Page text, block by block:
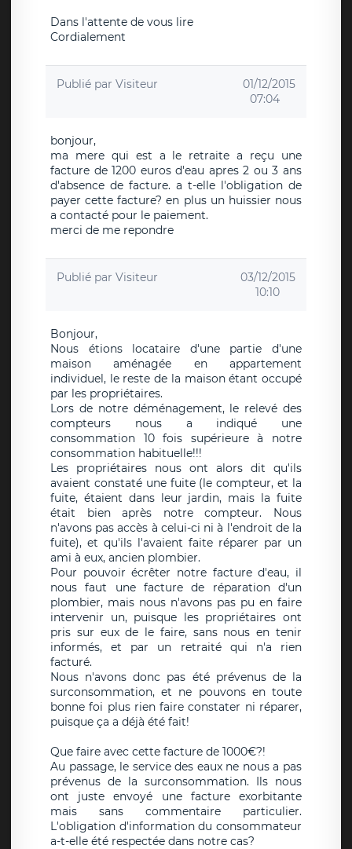
Dans l'attente de vous lire
Cordialement
Publié par Visiteur
01/12/2015
07:04
bonjour,
ma mere qui est a le retraite a reçu une
facture de 1200 euros d'eau apres 2 ou 3 ans
d'absence de facture. a t-elle l'obligation de
payer cette facture? en plus un huissier nous
a contacté pour le paiement.
merci de me repondre
Publié par Visiteur
03/12/2015
10:10
Bonjour,
Nous étions locataire d'une partie d'une
maison aménagée en appartement
individuel, le reste de la maison étant occupé
par les propriétaires.
Lors de notre déménagement, le relevé des
compteurs nous a indiqué une
consommation 10 fois supérieure à notre
consommation habituelle!!!
Les propriétaires nous ont alors dit qu'ils
avaient constaté une fuite (le compteur, et la
fuite, étaient dans leur jardin, mais la fuite
était bien après notre compteur. Nous
n'avons pas accès à celui-ci ni à l'endroit de la
fuite), et qu'ils l'avaient faite réparer par un
ami à eux, ancien plombier.
Pour pouvoir écrêter notre facture d'eau, il
nous faut une facture de réparation d'un
plombier, mais nous n'avons pas pu en faire
intervenir un, puisque les propriétaires ont
pris sur eux de le faire, sans nous en tenir
informés, et par un retraité qui n'a rien
facturé.
Nous n'avons donc pas été prévenus de la
surconsommation, et ne pouvons en toute
bonne foi plus rien faire constater ni réparer,
puisque ça a déjà été fait!
Que faire avec cette facture de 1000€?!
Au passage, le service des eaux ne nous a pas
prévenus de la surconsommation. Ils nous
ont juste envoyé une facture exorbitante
mais sans commentaire particulier.
L'obligation d'information du consommateur
a-t-elle été respectée dans notre cas?